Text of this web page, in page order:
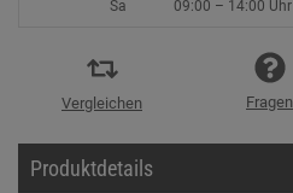
Sa
09:00 – 14:00 Uhr
Vergleichen Fragen
Produktdetails